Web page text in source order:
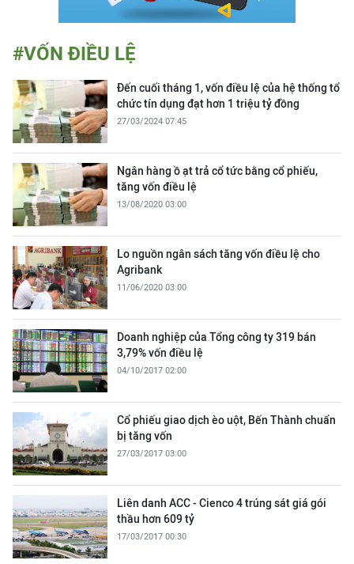
#VỐN ĐIỀU LỆ
Đến cuối tháng 1, vốn điều lệ của hệ thống tổ
chức tín dụng đạt hơn 1 triệu tỷ đồng
27/03/2024 07:45
Ngân hàng ồ ạt trả cổ tức bằng cổ phiếu,
tăng vốn điều lệ
13/08/2020 03:00
Lo nguồn ngân sách tăng vốn điều lệ cho
Agribank
11/06/2020 03:00
Doanh nghiệp của Tổng công ty 319 bán
3,79% vốn điều lệ
04/10/2017 02:00
Cổ phiếu giao dịch èo uột, Bến Thành chuẩn
bị tăng vốn
27/03/2017 03:00
Liên danh ACC - Cienco 4 trúng sát giá gói
thầu hơn 609 tỷ
17/03/2017 00:30